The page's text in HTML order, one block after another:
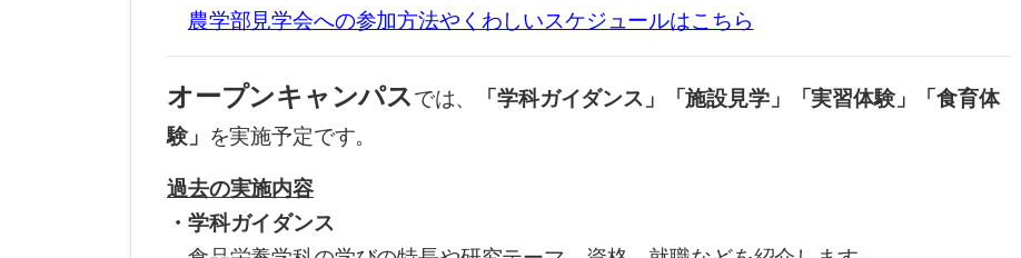
農学部見学会への参加方法やくわしいスケジュールはこちら
オープンキャンパスでは、 「学科ガイダンス」 「施設見学」 「実習体験」
「食育体
験」 を実施予定です。
過去の実施内容
・学科ガイダンス